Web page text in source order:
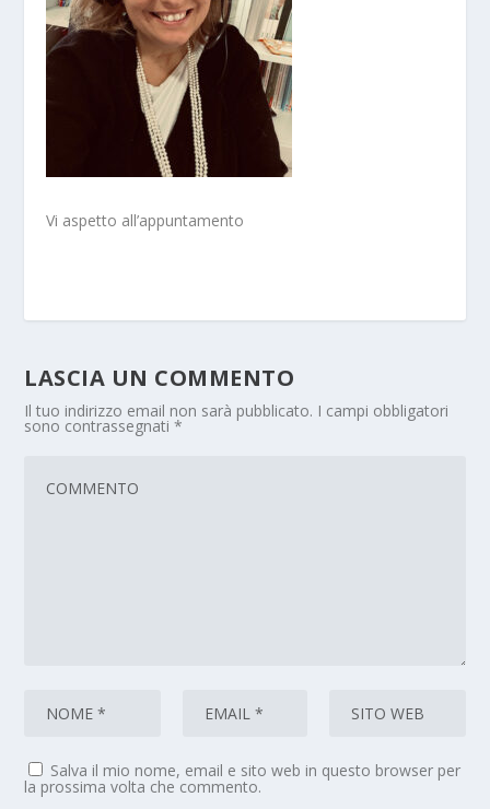
Vi aspetto all’appuntamento
LASCIA UN COMMENTO
Il tuo indirizzo email non sarà pubblicato. I campi obbligatori
sono contrassegnati*
Salva il mio nome, email e sito web in questo browser per
la prossima volta che commento.